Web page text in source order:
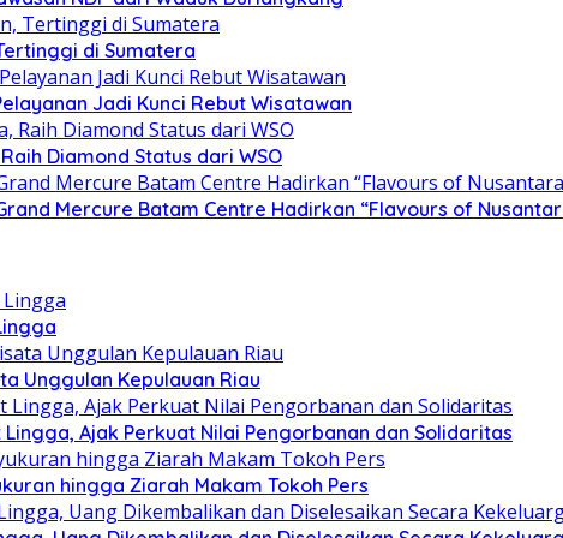
di Sumatera
Jadi Kunci Rebut Wisatawan
Diamond Status dari WSO
Mercure Batam Centre Hadirkan “Flavours of
Unggulan Kepulauan Riau
Ajak Perkuat Nilai Pengorbanan dan Solidaritas
hingga Ziarah Makam Tokoh Pers